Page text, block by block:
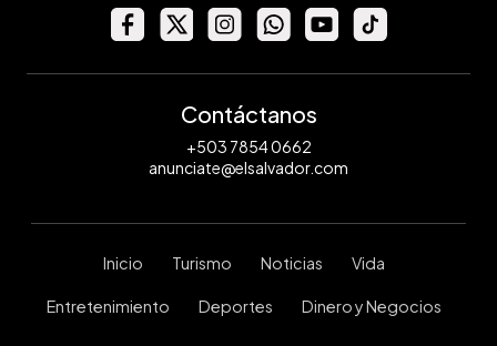
Contáctanos
+503 7854 0662
anunciate@elsalvador.com
Inicio Turismo Noticias Vida
Entretenimiento Deportes Dinero y Negocios